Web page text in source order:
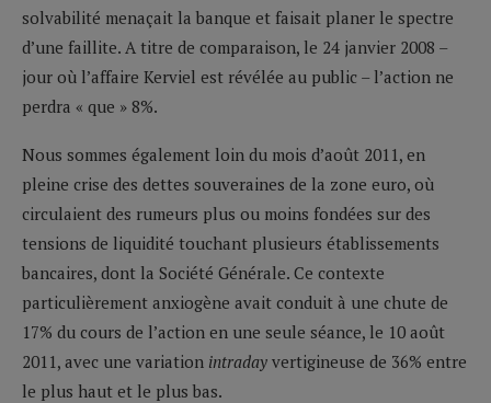
solvabilité menaçait la banque et faisait planer le spectre
d’une faillite. A titre de comparaison, le 24 janvier 2008 –
jour où l’affaire Kerviel est révélée au public – l’action ne
perdra « que » 8%.
Nous sommes également loin du mois d’août 2011, en
pleine crise des dettes souveraines de la zone euro, où
circulaient des rumeurs plus ou moins fondées sur des
tensions de liquidité touchant plusieurs établissements
bancaires, dont la Société Générale. Ce contexte
particulièrement anxiogène avait conduit à une chute de
17% du cours de l’action en une seule séance, le 10 août
2011, avec une variation intraday vertigineuse de 36% entre
le plus haut et le plus bas.